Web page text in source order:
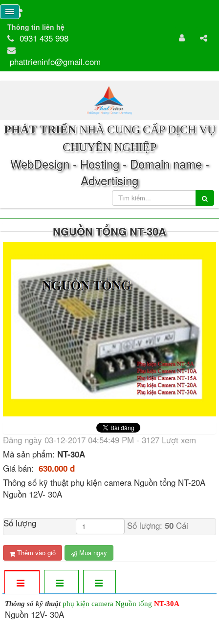
Thông tin liên hệ
0931 435 998
phattrieninfo@gmail.com
PHÁT TRIỂNNHÀ CUNG CẤP DỊCH VỤ
CHUYÊN NGHIỆP
WebDesign - Hosting - Domain name -
Advertising
NGUỒN TỔNG NT-30A
Đăng ngày 03-12-2017 04:54:49 PM - 3127 Lượt xem
Mã sản phẩm: NT-30A​​​​​​​
Giá bán: 630.000 đ
Thông số kỹ thuật phụ kiện camera Nguồn tổng NT-20A
Nguồn 12V- 30A
Số lượng Số lượng: 50Cái
Thêm vào giỏ Mua ngay
Thông số kỹ thuật phụ kiện camera Nguồn tổng NT-30A
Nguồn 12V- 30A